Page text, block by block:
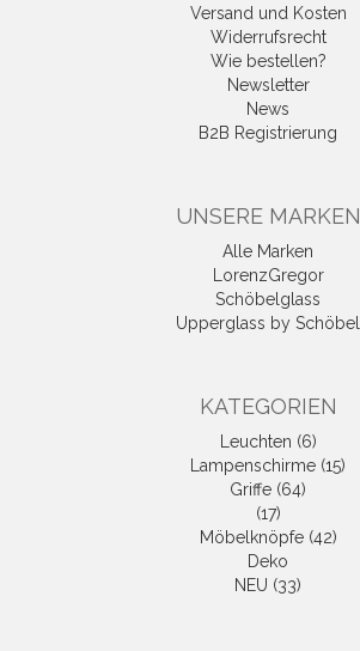
Versand und Kosten
Widerrufsrecht
Wie bestellen?
Newsletter
News
B2B Registrierung
UNSERE MARKEN
Alle Marken
LorenzGregor
Schöbelglass
Upperglass by Schöbel
KATEGORIEN
Leuchten (6)
Lampenschirme (15)
Griffe (64)
(17)
Möbelknöpfe (42)
Deko
NEU (33)